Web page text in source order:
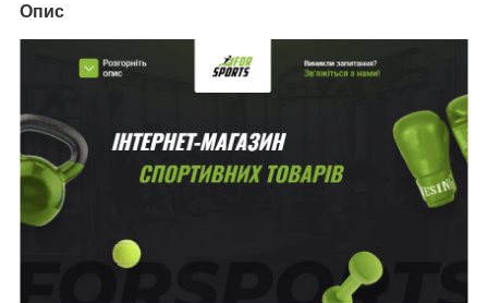
Опис